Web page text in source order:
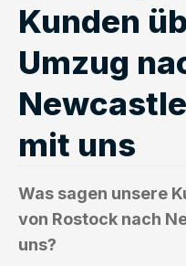
Kunden
Umzug
mit uns
Was sagen unsere
von Rostock nach
uns?